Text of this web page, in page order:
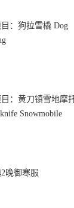
：狗拉雪橇 Dog
：黄刀镇雪地摩
Snowmobile
晚御寒服